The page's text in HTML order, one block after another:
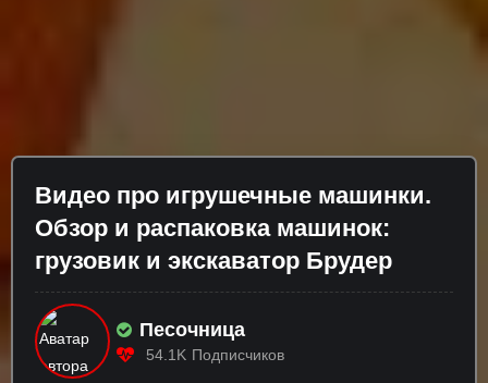
Видео про игрушечные машинки.
Обзор и распаковка машинок:
грузовик и экскаватор Брудер
Песочница
54.1K Подписчиков